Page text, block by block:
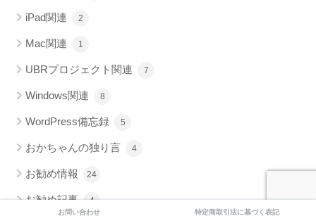
iPad関連 2
Mac関連 1
UBRプロジェクト関連 7
Windows関連 8
WordPress備忘録 5
おかちゃんの独り言 4
お勧め情報 24
お勧め記事 4
お問い合わせ 特定商取引法に基づく表記